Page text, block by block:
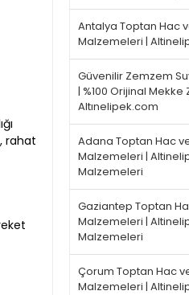
rahat
Antalya Toptan Hac
Malzemeleri |
Güvenilir Zemzem
| %100 Orijinal Mekke
Altınelipek.com
Adana Toptan Hac
Malzemeleri |
Malzemeleri
Gaziantep Toptan
Malzemeleri |
Malzemeleri
Çorum Toptan Hac
Malzemeleri |